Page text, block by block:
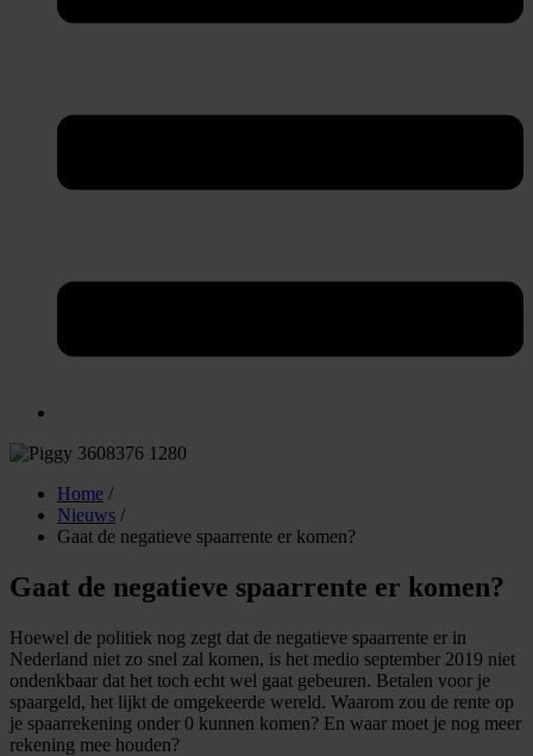
Home /
Nieuws /
Gaat de negatieve spaarrente er komen?
Gaat de negatieve spaarrente er komen?
Hoewel de politiek nog zegt dat de negatieve spaarrente er in
Nederland niet zo snel zal komen, is het medio september 2019 niet
ondenkbaar dat het toch echt wel gaat gebeuren. Betalen voor je
spaargeld, het lijkt de omgekeerde wereld. Waarom zou de rente op
je spaarrekening onder 0 kunnen komen? En waar moet je nog meer
rekening mee houden?